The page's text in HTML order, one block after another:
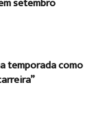
temporada como